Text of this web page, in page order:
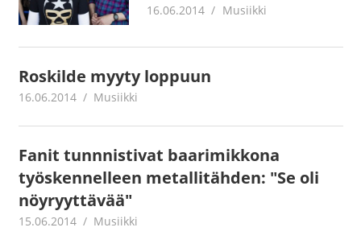
16.06.2014 mestanet
Musiikki
Roskilde myyty loppuun
16.06.2014 mestanet
Musiikki
Fanit tunnnistivat baarimikkona
työskennelleen metallitähden: "Se oli
nöyryyttävää"
15.06.2014 mestanet
Musiikki